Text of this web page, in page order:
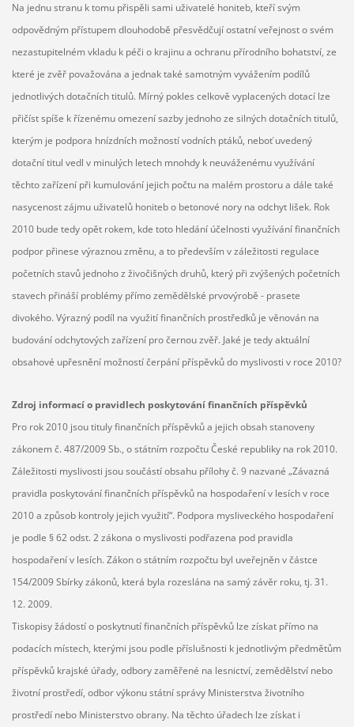
Na jednu stranu k tomu přispěli sami uživatelé honiteb, kteří svým
odpovědným přístupem dlouhodobě přesvědčují ostatní veřejnost o svém
nezastupitelném vkladu k péči o krajinu a ochranu přírodního bohatství, ze
které je zvěř považována a jednak také samotným vyvážením podílů
jednotlivých dotačních titulů. Mírný pokles celkově vyplacených dotací lze
přičíst spíše k řízenému omezení sazby jednoho ze silných dotačních titulů,
kterým je podpora hnízdních možností vodních ptáků, neboť uvedený
dotační titul vedl v minulých letech mnohdy k neuváženému využívání
těchto zařízení při kumulování jejich počtu na malém prostoru a dále také
nasycenost zájmu uživatelů honiteb o betonové nory na odchyt lišek. Rok
2010 bude tedy opět rokem, kde toto hledání účelnosti využívání finančních
podpor přinese výraznou změnu, a to především v záležitosti regulace
početních stavů jednoho z živočišných druhů, který při zvýšených početních
stavech přináší problémy přímo zemědělské prvovýrobě - prasete
divokého. Výrazný podíl na využití finančních prostředků je věnován na
budování odchytových zařízení pro černou zvěř. Jaké je tedy aktuální
obsahové upřesnění možností čerpání příspěvků do myslivosti v roce 2010?
Zdroj informací o pravidlech poskytování finančních příspěvků
Pro rok 2010 jsou tituly finančních příspěvků a jejich obsah stanoveny
zákonem č. 487/2009 Sb., o státním rozpočtu České republiky na rok 2010.
Záležitosti myslivosti jsou součástí obsahu přílohy č. 9 nazvané „Závazná
pravidla poskytování finančních příspěvků na hospodaření v lesích v roce
2010 a způsob kontroly jejich využití“. Podpora mysliveckého hospodaření
je podle § 62 odst. 2 zákona o myslivosti podřazena pod pravidla
hospodaření v lesích. Zákon o státním rozpočtu byl uveřejněn v částce
154/2009 Sbírky zákonů, která byla rozeslána na samý závěr roku, tj. 31.
12. 2009.
Tiskopisy žádostí o poskytnutí finančních příspěvků lze získat přímo na
podacích místech, kterými jsou podle příslušnosti k jednotlivým předmětům
příspěvků krajské úřady, odbory zaměřené na lesnictví, zemědělství nebo
životní prostředí, odbor výkonu státní správy Ministerstva životního
prostředí nebo Ministerstvo obrany. Na těchto úřadech lze získat i